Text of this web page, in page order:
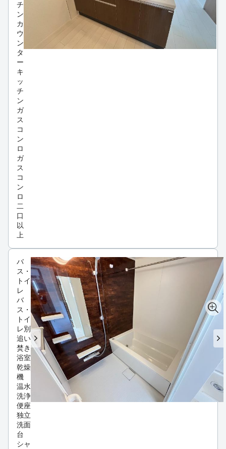
チ
ン
カ
ウ
ン
タ
ー
キ
ッ
チ
ン
ガ
ス
コ
ン
ロ
ガ
ス
コ
ン
ロ
二
口
以
上
バ
ス・
トイ
レ
バ
ス・
トイ
レ別
追い
焚き
浴室
乾燥
機
温水
洗浄
便座
独立
洗面
台
シャ